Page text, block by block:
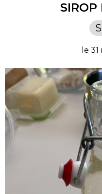
SIROP
le